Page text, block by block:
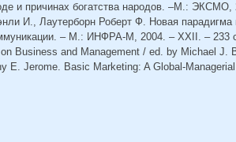
и причинах богатства народов. –М.: ЭКСМО,
И., Лаутерборн Роберт Ф. Новая парадигма
– М.: ИНФРА-М, 2004. – XXII. – 233
Business and Management / ed. by Michael J.
E. Jerome. Basic Marketing: A Global-